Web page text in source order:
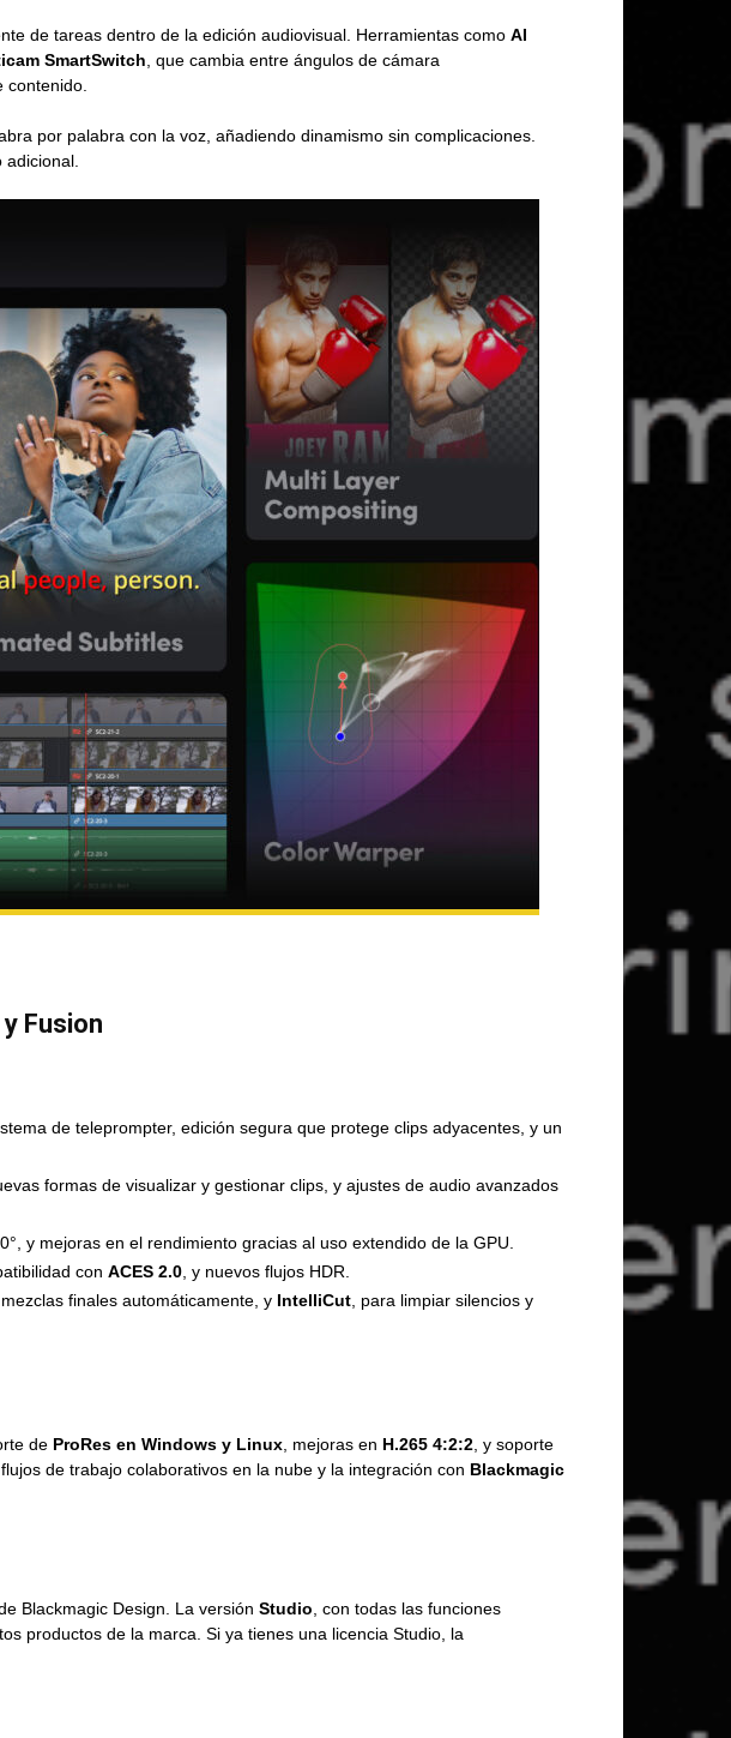
de tareas dentro de la edición audiovisual. Herramientas como AI
SmartSwitch , que cambia entre ángulos de cámara
por palabra con la voz, añadiendo dinamismo sin complicaciones.
Fusion
de teleprompter, edición segura que protege clips adyacentes, y un
formas de visualizar y gestionar clips, y ajustes de audio avanzados
y mejoras en el rendimiento gracias al uso extendido de la GPU.
con ACES 2.0 , y nuevos flujos HDR.
mezclas finales automáticamente, y IntelliCut , para limpiar silencios y
de ProRes en Windows y Linux , mejoras en H.265 4:2:2 , y soporte
flujos de trabajo colaborativos en la nube y la integración con Blackmagic
Blackmagic Design. La versión Studio , con todas las funciones
productos de la marca. Si ya tienes una licencia Studio, la